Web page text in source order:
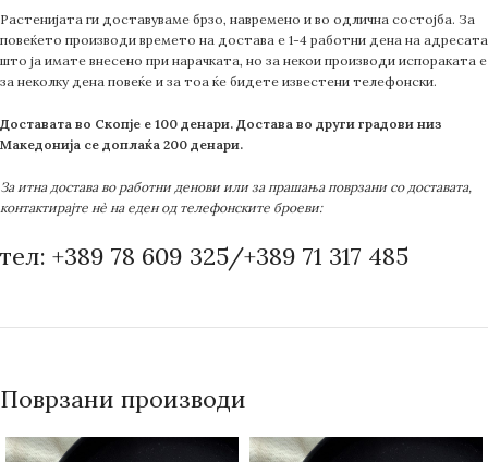
Растенијата ги доставуваме брзо, навремено и во одлична состојба. За
повеќето производи времето на достава е 1-4 работни дена на адресата
што ја имате внесено при нарачката, но за некои производи испораката е
за неколку дена повеќе и за тоа ќе бидете известени телефонски.
Доставата во Скопје е 100 денари. Достава во други градови низ
Македонија се доплаќа 200 денари.
За итна достава во работни денови или за прашања поврзани со доставата,
контактирајте нè на еден од телефонските броеви:
тел: +389 78 609 325/+389 71 317 485
Поврзани производи